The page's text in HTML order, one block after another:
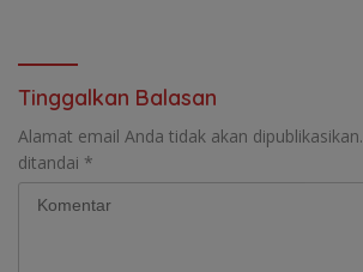
Tinggalkan Balasan
Alamat email Anda tidak akan dipublikasikan.
ditandai *